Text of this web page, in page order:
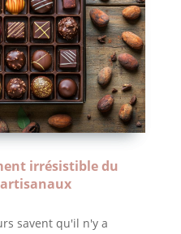
irrésistible du
savent qu'il n'y a